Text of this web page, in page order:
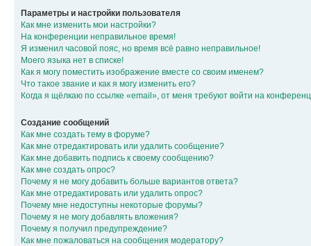
Параметры и настройки пользователя
Как мне изменить мои настройки?
На конференции неправильное время!
Я изменил часовой пояс, но время всё равно неправильное!
Моего языка нет в списке!
Как я могу поместить изображение вместе со своим именем?
Что такое звание и как я могу изменить его?
Когда я щёлкаю по ссылке «email», от меня требуют войти на
Создание сообщений
Как мне создать тему в форуме?
Как мне отредактировать или удалить сообщение?
Как мне добавить подпись к своему сообщению?
Как мне создать опрос?
Почему я не могу добавить больше вариантов ответа?
Как мне отредактировать или удалить опрос?
Почему мне недоступны некоторые форумы?
Почему я не могу добавлять вложения?
Почему я получил предупреждение?
Как мне пожаловаться на сообщения модератору?